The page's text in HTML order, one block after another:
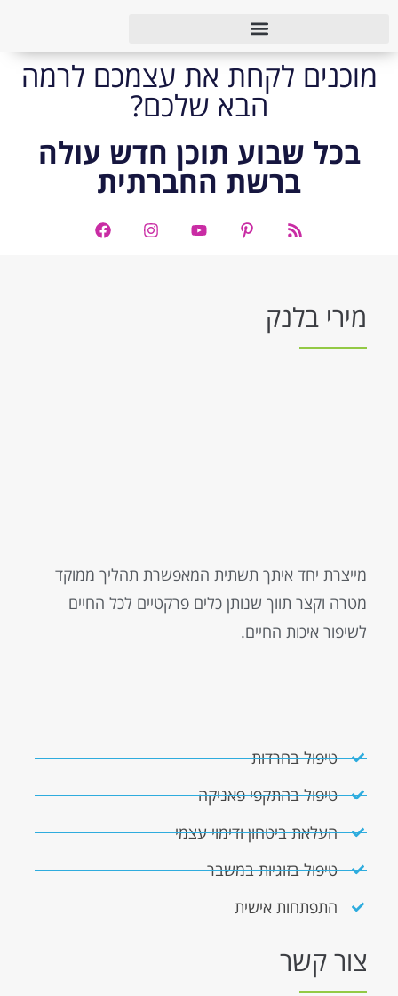
מוכנים לקחת את עצמכם לרמה
הבא שלכם?
בכל שבוע תוכן חדש עולה
ברשת החברתית
מירי בלנק
מייצרת יחד איתך תשתית המאפשרת תהליך ממוקד
מטרה וקצר תווך שנותן כלים פרקטיים לכל החיים
לשיפור איכות החיים.
טיפול בחרדות
טיפול בהתקפי פאניקה
העלאת ביטחון ודימוי עצמי
טיפול בזוגיות במשבר
התפתחות אישית
צור קשר